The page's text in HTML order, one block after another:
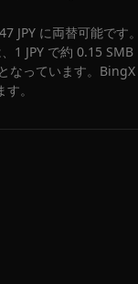
JPY に両替可能です
1 JPY で約 0.15
なっています。
。